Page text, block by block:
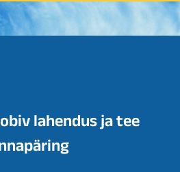
lahendus ja tee